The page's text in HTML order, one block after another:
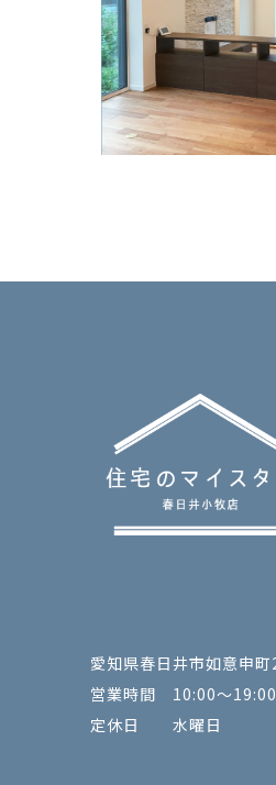
愛知県春日井市如意申
営業時間 10:00～19:00
定休日 水曜日